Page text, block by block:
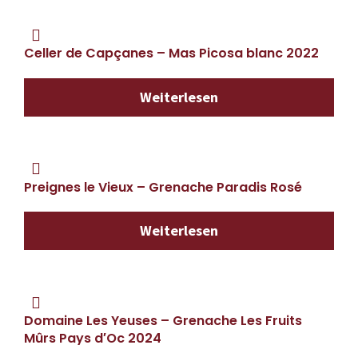
Celler de Capçanes – Mas Picosa blanc 2022
Weiterlesen
Preignes le Vieux – Grenache Paradis Rosé
Weiterlesen
Domaine Les Yeuses – Grenache Les Fruits
Mûrs Pays d′Oc 2024